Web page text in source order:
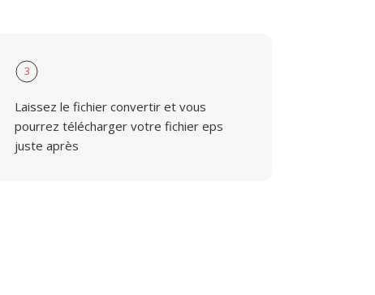
3
Laissez le fichier convertir et vous
pourrez télécharger votre fichier eps
juste après